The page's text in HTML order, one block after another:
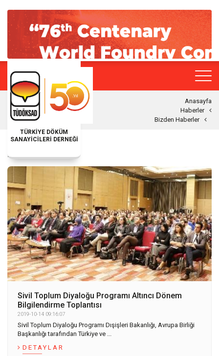
TÜRKİYE DÖKÜM
SANAYİCİLERİ DERNEĞİ
Anasayfa
Haberler
Bizden Haberler
BIZDEN HABERLER
Sivil Toplum Diyaloğu Programı Altıncı Dönem
Bilgilendirme Toplantısı
2019-10-14 09:16:07
Sivil Toplum Diyaloğu Programı Dışişleri Bakanlığı, Avrupa Birliği
Başkanlığı tarafından Türkiye ve ...
DETAYLAR